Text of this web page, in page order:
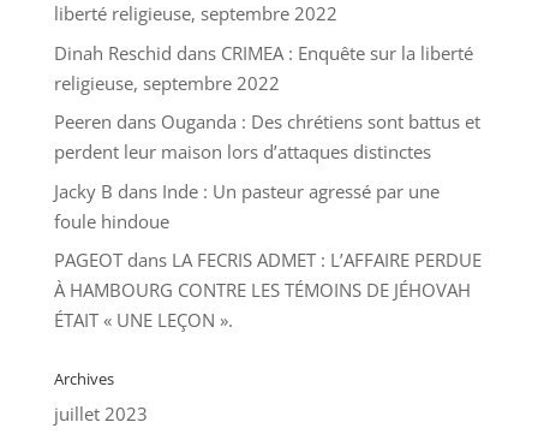
liberté religieuse, septembre 2022
Dinah Reschid dans CRIMEA : Enquête sur la liberté
religieuse, septembre 2022
Peeren dans Ouganda : Des chrétiens sont battus et
perdent leur maison lors d’attaques distinctes
Jacky B dans Inde : Un pasteur agressé par une
foule hindoue
PAGEOTdans LA FECRIS ADMET : L’AFFAIRE PERDUE
À HAMBOURG CONTRE LES TÉMOINS DE JÉHOVAH
ÉTAIT « UNE LEÇON ».
Archives
juillet 2023